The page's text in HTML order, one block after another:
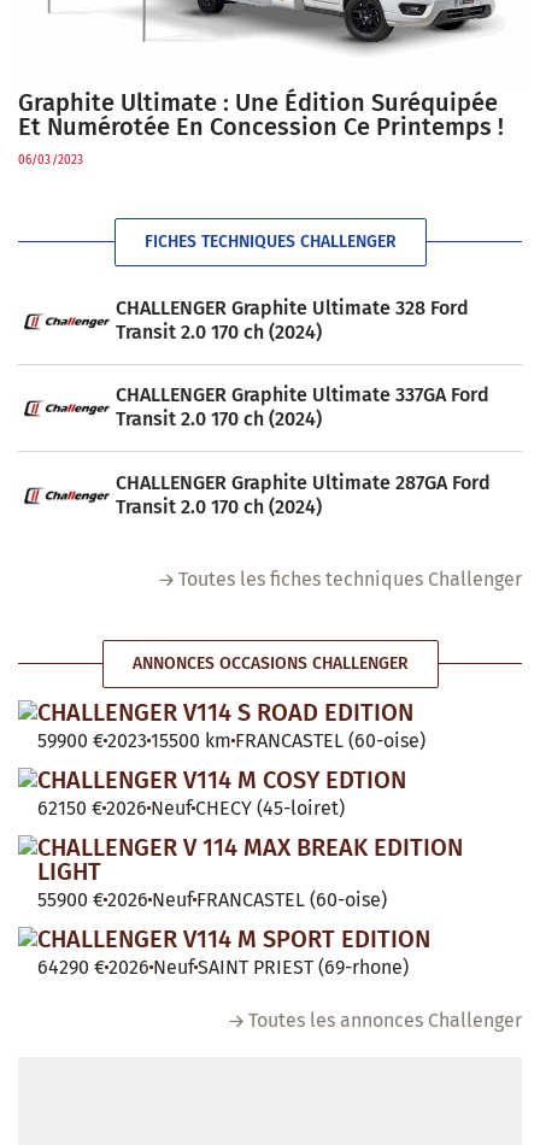
Graphite Ultimate : Une Édition Suréquipée
Et Numérotée En Concession Ce Printemps !
06/03/2023
FICHES TECHNIQUES CHALLENGER
CHALLENGER Graphite Ultimate 328 Ford
Transit 2.0 170 ch (2024)
CHALLENGER Graphite Ultimate 337GA Ford
Transit 2.0 170 ch (2024)
CHALLENGER Graphite Ultimate 287GA Ford
Transit 2.0 170 ch (2024)
Toutes les fiches techniques Challenger
ANNONCES OCCASIONS CHALLENGER
CHALLENGER V114 S ROAD EDITION
59900 €2023 15500 km FRANCASTEL (60-oise)
CHALLENGER V114 M COSY EDTION
62150 €2026 Neuf CHECY (45-loiret)
CHALLENGER V 114 MAX BREAK EDITION
LIGHT
55900 €2026 Neuf FRANCASTEL (60-oise)
CHALLENGER V114 M SPORT EDITION
64290 €2026 NeufSAINT PRIEST (69-rhone)
Toutes les annonces Challenger